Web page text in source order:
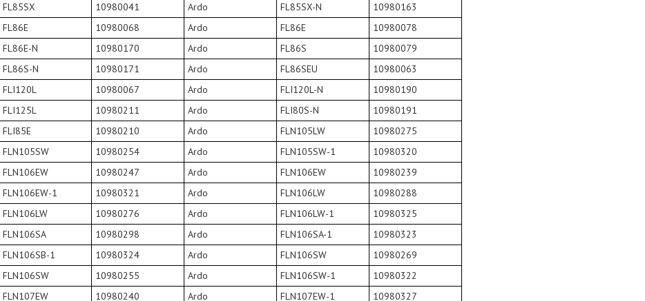
FL85SX 10980041 Ardo FL85SX-N
10980163
FL86E 10980068 Ardo FL86E
10980078
FL86E-N 10980170 Ardo FL86S
10980079
FL86S-N 10980171 Ardo FL86SEU
10980063
FLI120L 10980067 Ardo FLI120L-N
10980190
FLI125L 10980211 Ardo FLI80S-N
10980191
FLI85E 10980210 Ardo FLN105LW
10980275
FLN105SW 10980254 Ardo FLN105SW-1
10980320
FLN106EW 10980247 Ardo FLN106EW
10980239
FLN106EW-1 10980321 Ardo FLN106LW
10980288
FLN106LW 10980276 Ardo FLN106LW-1
10980325
FLN106SA 10980298 Ardo FLN106SA-1
10980323
FLN106SB-1 10980324 Ardo FLN106SW
10980269
FLN106SW 10980255 Ardo FLN106SW-1
10980322
FLN107EW 10980240 Ardo FLN107EW-1 10980327